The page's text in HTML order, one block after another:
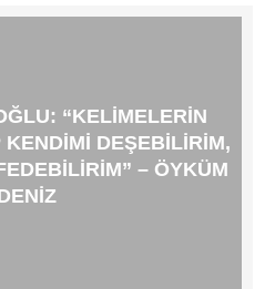
“KELIMELERIN
DEŞEBILIRIM,
– ÖYKÜM